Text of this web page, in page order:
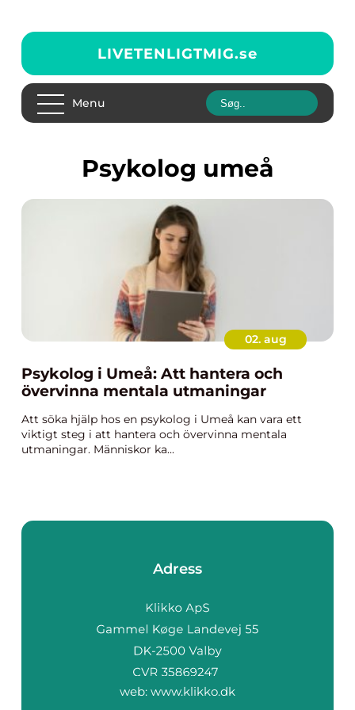
LIVETENLIGTMIG.se
Menu
psykolog umeå
02. aug
Psykolog i Umeå: Att hantera och
övervinna mentala utmaningar
Att söka hjälp hos en psykolog i Umeå kan vara ett
viktigt steg i att hantera och övervinna mentala
utmaningar. Människor ka...
Adress
web: www.klikko.dk